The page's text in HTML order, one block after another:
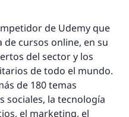
de Udemy que
cursos online, en su
del sector y los
de todo el mundo.
de 180 temas
sociales, la tecnología
el marketing, el